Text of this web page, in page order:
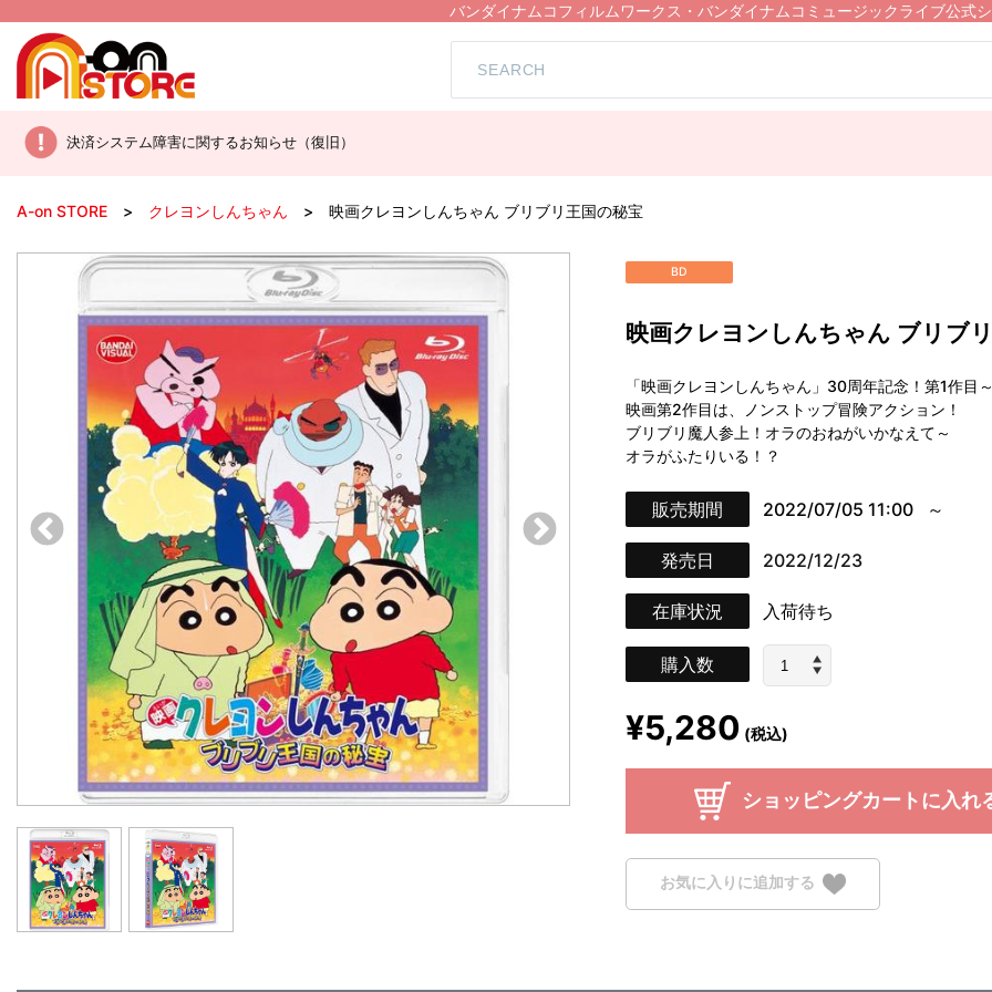
バンダイナムコフィルムワークス・バンダイナムコミュージックライブ公式
決済システム障害に関するお知らせ（復旧）
A-on STORE クレヨンしんちゃん 映画クレヨンしんちゃん ブリブリ王国の秘宝
BD
映画クレヨンしんちゃん ブリブ
「映画クレヨンしんちゃん」30周年記念！第1作目
映画第2作目は、ノンストップ冒険アクション！
ブリブリ魔人参上！オラのおねがいかなえて～
オラがふたりいる！？
販売期間 2022/07/05 11:00
発売日 2022/12/23
在庫状況 入荷待ち
購入数
¥5,280 (税込)
ショッピングカートに入れ
お気に入りに追加する